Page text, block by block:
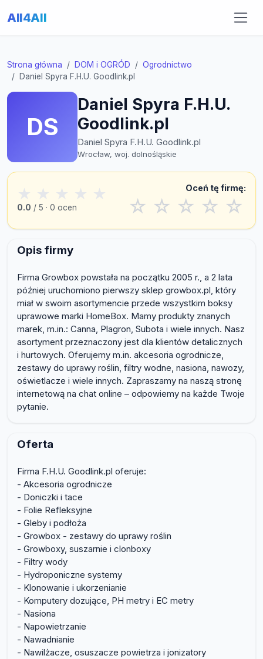
All4All
Strona główna DOM i OGRÓD
Ogrodnictwo
Daniel Spyra F.H.U. Goodlink.pl
DS
Daniel Spyra F.H.U.
Goodlink.pl
Daniel Spyra F.H.U. Goodlink.pl
Wrocław, woj. dolnośląskie
★ ★ ★ ★ ★
0.0 / 5 · 0 ocen
Oceń tę firmę:
☆ ☆ ☆ ☆ ☆
Opis firmy
Firma Growbox powstała na początku 2005 r., a 2 lata
później uruchomiono pierwszy sklep growbox.pl, który
miał w swoim asortymencie przede wszystkim boksy
uprawowe marki HomeBox. Mamy produkty znanych
marek, m.in.: Canna, Plagron, Subota i wiele innych. Nasz
asortyment przeznaczony jest dla klientów detalicznych
i hurtowych. Oferujemy m.in. akcesoria ogrodnicze,
zestawy do uprawy roślin, filtry wodne, nasiona, nawozy,
oświetlacze i wiele innych. Zapraszamy na naszą stronę
internetową na chat online – odpowiemy na każde Twoje
pytanie.
Oferta
Firma F.H.U. Goodlink.pl oferuje:
- Akcesoria ogrodnicze
- Doniczki i tace
- Folie Refleksyjne
- Gleby i podłoża
- Growbox - zestawy do uprawy roślin
- Growboxy, suszarnie i clonboxy
- Filtry wody
- Hydroponiczne systemy
- Klonowanie i ukorzenianie
- Komputery dozujące, PH metry i EC metry
- Nasiona
- Napowietrzanie
- Nawadnianie
- Nawilżacze, osuszacze powietrza i jonizatory